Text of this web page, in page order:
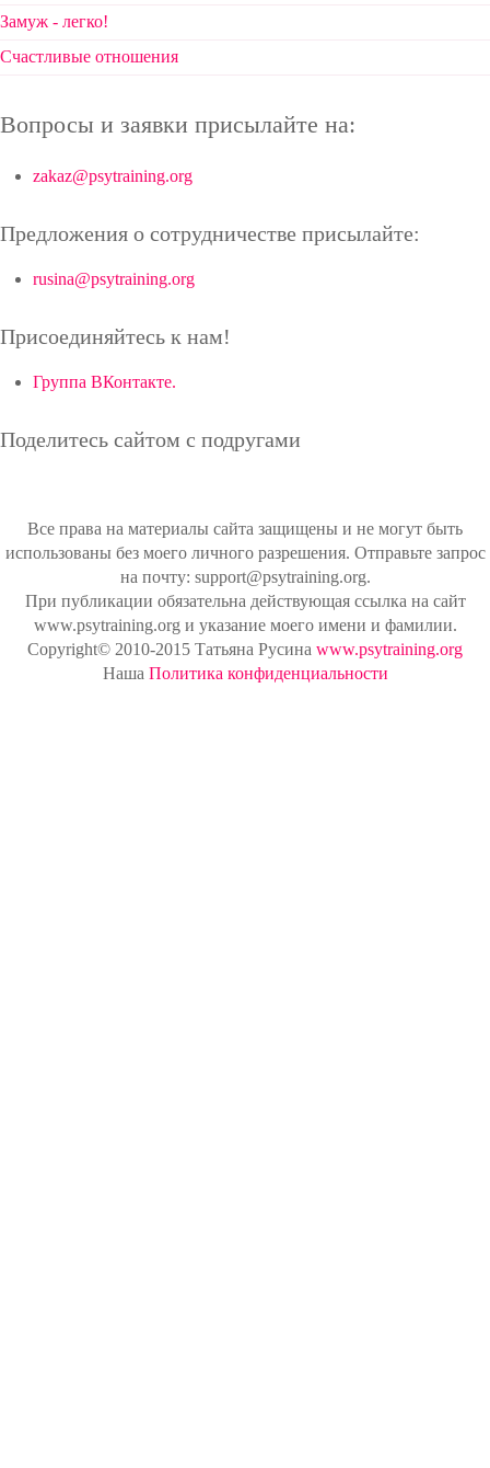
Замуж - легко!
Счастливые отношения
Вопросы и заявки присылайте на:
zakaz@psytraining.org
Предложения о сотрудничестве присылайте:
rusina@psytraining.org
Присоединяйтесь к нам!
Группа ВКонтакте.
Поделитесь сайтом с подругами
Все права на материалы сайта защищены и не могут быть
использованы без моего личного разрешения. Отправьте запрос
на почту: support@psytraining.org.
При публикации обязательна действующая ссылка на сайт
www.psytraining.org и указание моего имени и фамилии.
Copyright© 2010-2015 Татьяна Русина www.psytraining.org
Наша Политика конфиденциальности